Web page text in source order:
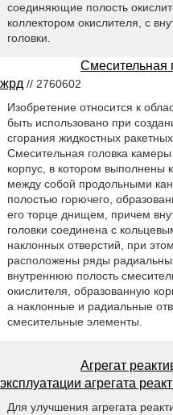
соединяющие полость
коллектором окислителя, с
головки.
Смесительная
жрд // 2760602
Изобретение относится к
быть использовано при
сгорания жидкостных
Смесительная головка
корпус, в котором выполнены
между собой продольными
полостью горючего,
его торце днищем, причем
головки соединена с
наклонных отверстий, при
расположены ряды
внутреннюю полость
окислителя, образованную
а наклонные и радиальные
смесительные элементы.
Агрегат
эксплуатации агрегата
Для улучшения агрегата